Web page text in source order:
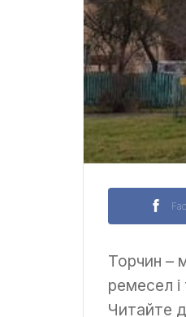
Торчин –
ремесел і
Читайте